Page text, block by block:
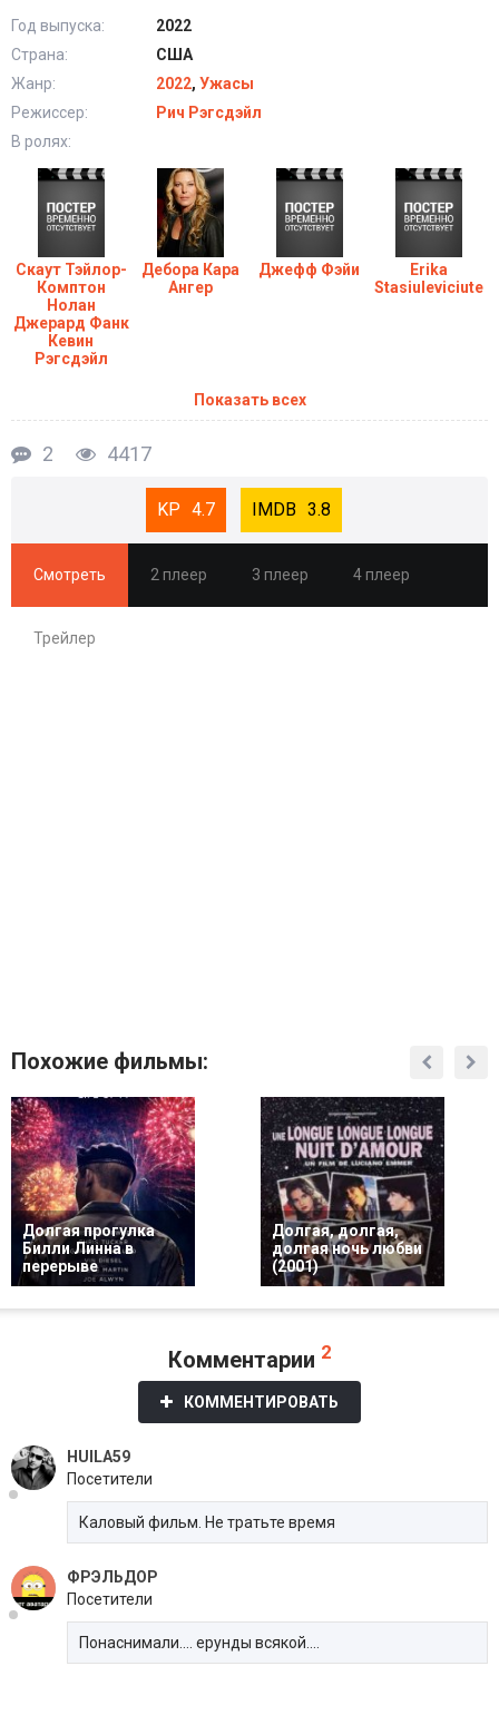
атмосфере витает ощущение смерти. Хотелось уехать, но
Грейс слишком сильно хочет узнать информацию про своих
родителей, поэтому решила остаться несмотря ни на что. И это
стало её роковой ошибкой...
Долгая ночь (2022) в хорошем качестве HD
Год выпуска:
2022
Страна:
США
Жанр:
2022, Ужасы
Режиссер:
Рич Рэгсдэйл
В ролях:
Скаут Тэйлор-
Комптон
Нолан
Джерард Фанк
Кевин
Рэгсдэйл
Дебора Кара
Ангер
Джефф Фэйи
Erika
Stasiuleviciute
Показать всех
2 4417
4.7 3.8
Смотреть 2 плеер 3 плеер 4 плеер
Трейлер
Похожие фильмы:
Долгая прогулка
Билли Линна в
перерыве
Долгая, долгая,
долгая ночь любви
(2001)
Комментарии 2
КОММЕНТИРОВАТЬ
HUILA59
Посетители
Каловый фильм. Не тратьте время
ФРЭЛЬДОР
Посетители
Понаснимали.... ерунды всякой....